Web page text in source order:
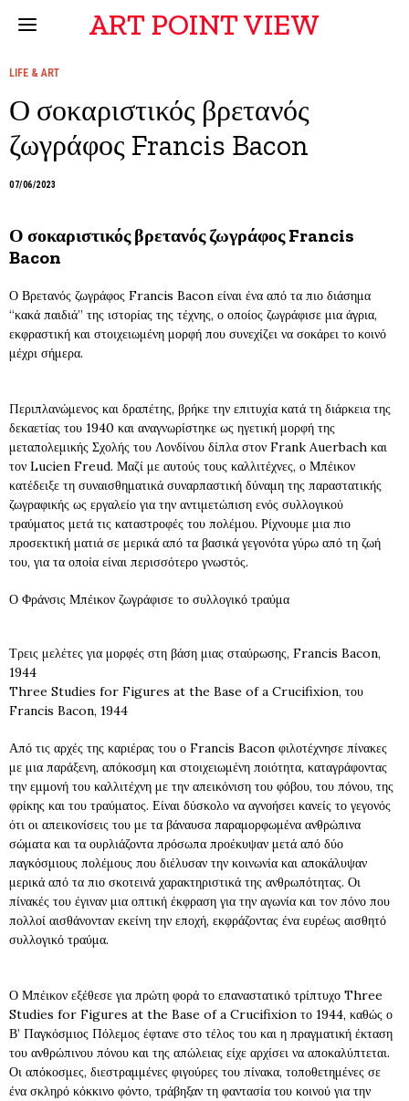
ART POINT VIEW
LIFE & ART
Ο σοκαριστικός βρετανός
ζωγράφος Francis Bacon
07/06/2023
Ο σοκαριστικός βρετανός ζωγράφος Francis
Bacon
Ο Βρετανός ζωγράφος Francis Bacon είναι ένα από τα πιο διάσημα
“κακά παιδιά” της ιστορίας της τέχνης, ο οποίος ζωγράφισε μια άγρια,
εκφραστική και στοιχειωμένη μορφή που συνεχίζει να σοκάρει το κοινό
μέχρι σήμερα.
Περιπλανώμενος και δραπέτης, βρήκε την επιτυχία κατά τη διάρκεια της
δεκαετίας του 1940 και αναγνωρίστηκε ως ηγετική μορφή της
μεταπολεμικής Σχολής του Λονδίνου δίπλα στον Frank Auerbach και
τον Lucien Freud. Μαζί με αυτούς τους καλλιτέχνες, ο Μπέικον
κατέδειξε τη συναισθηματικά συναρπαστική δύναμη της παραστατικής
ζωγραφικής ως εργαλείο για την αντιμετώπιση ενός συλλογικού
τραύματος μετά τις καταστροφές του πολέμου. Ρίχνουμε μια πιο
προσεκτική ματιά σε μερικά από τα βασικά γεγονότα γύρω από τη ζωή
του, για τα οποία είναι περισσότερο γνωστός.
Ο Φράνσις Μπέικον ζωγράφισε το συλλογικό τραύμα
Τρεις μελέτες για μορφές στη βάση μιας σταύρωσης, Francis Bacon,
1944
Three Studies for Figures at the Base of a Crucifixion, του
Francis Bacon, 1944
Από τις αρχές της καριέρας του ο Francis Bacon φιλοτέχνησε πίνακες
με μια παράξενη, απόκοσμη και στοιχειωμένη ποιότητα, καταγράφοντας
την εμμονή του καλλιτέχνη με την απεικόνιση του φόβου, του πόνου, της
φρίκης και του τραύματος. Είναι δύσκολο να αγνοήσει κανείς το γεγονός
ότι οι απεικονίσεις του με τα βάναυσα παραμορφωμένα ανθρώπινα
σώματα και τα ουρλιάζοντα πρόσωπα προέκυψαν μετά από δύο
παγκόσμιους πολέμους που διέλυσαν την κοινωνία και αποκάλυψαν
μερικά από τα πιο σκοτεινά χαρακτηριστικά της ανθρωπότητας. Οι
πίνακές του έγιναν μια οπτική έκφραση για την αγωνία και τον πόνο που
πολλοί αισθάνονταν εκείνη την εποχή, εκφράζοντας ένα ευρέως αισθητό
συλλογικό τραύμα.
Ο Μπέικον εξέθεσε για πρώτη φορά το επαναστατικό τρίπτυχο Three
Studies for Figures at the Base of a Crucifixion το 1944, καθώς ο
Β’ Παγκόσμιος Πόλεμος έφτανε στο τέλος του και η πραγματική έκταση
του ανθρώπινου πόνου και της απώλειας είχε αρχίσει να αποκαλύπτεται.
Οι απόκοσμες, διεστραμμένες φιγούρες του πίνακα, τοποθετημένες σε
ένα σκληρό κόκκινο φόντο, τράβηξαν τη φαντασία του κοινού για την